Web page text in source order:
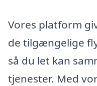
Vores platform
de tilgængelige
så du let kan
tjenester. Med